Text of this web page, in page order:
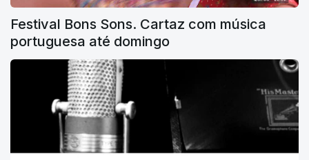
Festival Bons Sons. Cartaz com música
portuguesa até domingo